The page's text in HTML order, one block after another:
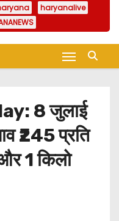
haryanalive
8 जुलाई
₹245 प्रति
1 किलो